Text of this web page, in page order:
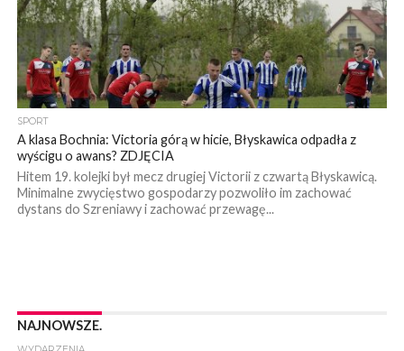
SPORT
A klasa Bochnia: Victoria górą w hicie, Błyskawica odpadła z
wyścigu o awans? ZDJĘCIA
Hitem 19. kolejki był mecz drugiej Victorii z czwartą Błyskawicą.
Minimalne zwycięstwo gospodarzy pozwoliło im zachować
dystans do Szreniawy i zachować przewagę...
NAJNOWSZE.